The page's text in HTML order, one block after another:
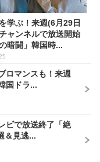
学ぶ！来週(6月29日
ャンネルで放送開始
の暗闘」韓国時...
ロマンスも！来週
国ドラ...
ビで放送終了「絶
＆見逃...